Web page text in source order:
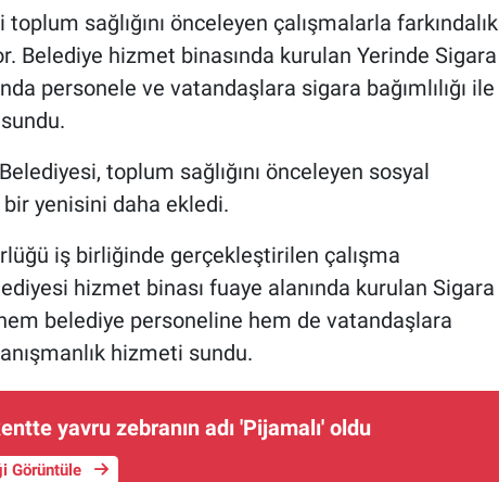
sağlığını önceleyen çalışmalarla farkındalık
Belediye hizmet binasında kurulan Yerinde Sigara
personele ve vatandaşlara sigara bağımlılığı ile
toplum sağlığını önceleyen sosyal
yenisini daha ekledi.
iş birliğinde gerçekleştirilen çalışma
hizmet binası fuaye alanında kurulan Sigara
belediye personeline hem de vatandaşlara
hizmeti sundu.
yavru zebranın adı 'Pijamalı' oldu
Görüntüle